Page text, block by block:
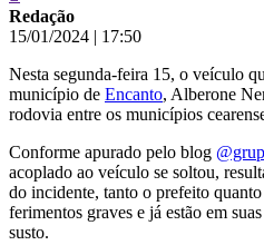
Redação
15/01/2024 | 17:50
Nesta segunda-feira 15, o veículo
município de Encanto, Alberone
rodovia entre os municípios
Conforme apurado pelo blog
acoplado ao veículo se soltou,
do incidente, tanto o prefeito
ferimentos graves e já estão em
susto.